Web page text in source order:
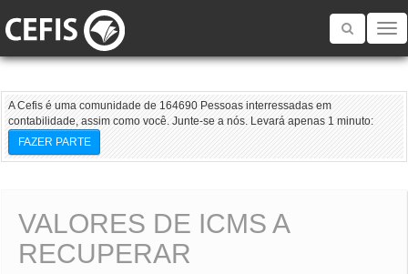
Toggle
A Cefis é uma comunidade de 164690 Pessoas interressadas em
contabilidade, assim como você. Junte-se a nós. Levará apenas 1 minuto:
FAZER PARTE
VALORES DE ICMS A
RECUPERAR